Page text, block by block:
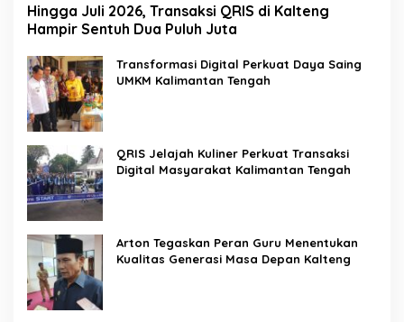
Hingga Juli 2026, Transaksi QRIS di Kalteng
Hampir Sentuh Dua Puluh Juta
Transformasi Digital Perkuat Daya Saing
UMKM Kalimantan Tengah
QRIS Jelajah Kuliner Perkuat Transaksi
Digital Masyarakat Kalimantan Tengah
Arton Tegaskan Peran Guru Menentukan
Kualitas Generasi Masa Depan Kalteng